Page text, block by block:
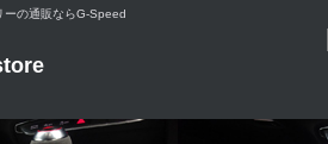
ーの通販ならG-Speed